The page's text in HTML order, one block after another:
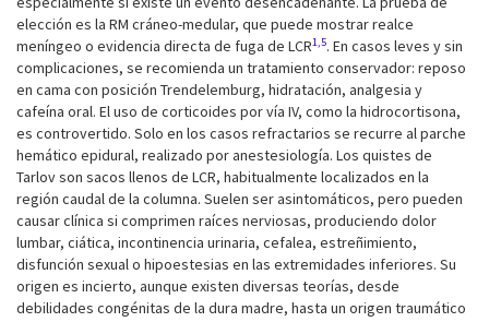
elección es la RM cráneo-medular, que puede mostrar realce
meníngeo o evidencia directa de fuga de LCR1,5. En casos leves y sin
complicaciones, se recomienda un tratamiento conservador: reposo
en cama con posición Trendelemburg, hidratación, analgesia y
cafeína oral. El uso de corticoides por vía IV, como la hidrocortisona,
es controvertido. Solo en los casos refractarios se recurre al parche
hemático epidural, realizado por anestesiología. Los quistes de
Tarlov son sacos llenos de LCR, habitualmente localizados en la
región caudal de la columna. Suelen ser asintomáticos, pero pueden
causar clínica si comprimen raíces nerviosas, produciendo dolor
lumbar, ciática, incontinencia urinaria, cefalea, estreñimiento,
disfunción sexual o hipoestesias en las extremidades inferiores. Su
origen es incierto, aunque existen diversas teorías, desde
debilidades congénitas de la dura madre, hasta un origen traumático